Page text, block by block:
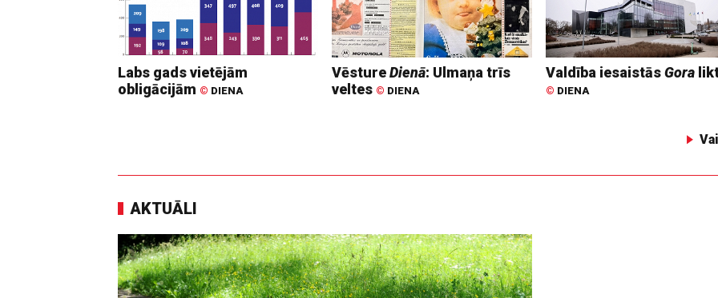
Labs gads vietējām
obligācijām © DIENA
VēstureDienā: Ulmaņa trīs
veltes © DIENA
Valdība iesaistāsGora
© DIENA
AKTUĀLI